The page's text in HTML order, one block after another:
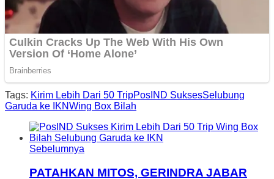
Tags: Kirim Lebih Dari 50 TripPosIND SuksesSelubung
Garuda ke IKNWing Box Bilah
Sebelumnya
PATAHKAN MITOS, GERINDRA JABAR